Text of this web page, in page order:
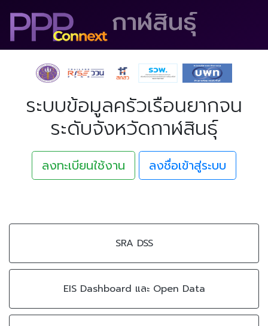
กาฬสินธุ์
ระบบข้อมูลครัวเรือนยากจน
ระดับจังหวัดกาฬสินธุ์
ลงทะเบียนใช้งาน ลงชื่อเข้าสู่ระบบ
SRA DSS
EIS Dashboard และ Open Data